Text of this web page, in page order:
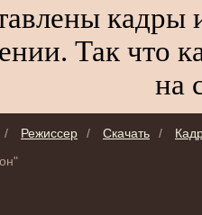
кадры
Так что
на
/ Режиссер / Скачать /